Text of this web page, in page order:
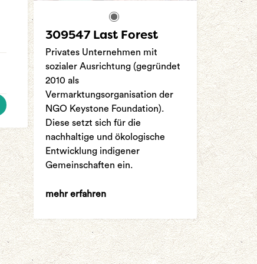
309547 Last Forest
Privates Unternehmen mit
sozialer Ausrichtung (gegründet
2010 als
Vermarktungsorganisation der
NGO Keystone Foundation).
Diese setzt sich für die
nachhaltige und ökologische
Entwicklung indigener
Gemeinschaften ein.
mehr erfahren